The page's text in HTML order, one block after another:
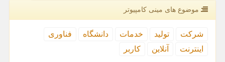
موضوع های مینی كامپیوتر
شركت تولید خدمات دانشگاه
فناوری
اینترنت
آنلاین كاربر